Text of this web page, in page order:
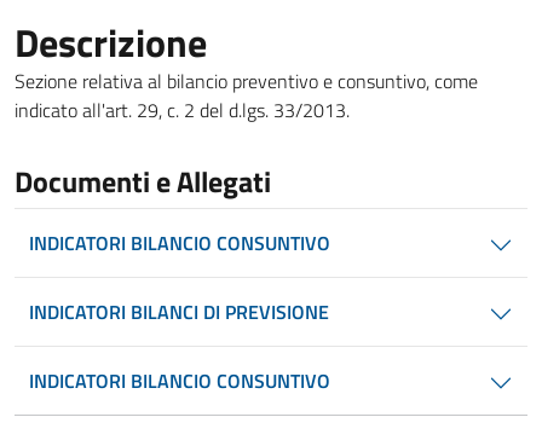
Descrizione
Sezione relativa al bilancio preventivo e consuntivo, come
indicato all'art. 29, c. 2 del d.lgs. 33/2013.
Documenti e Allegati
INDICATORI BILANCIO CONSUNTIVO
INDICATORI BILANCI DI PREVISIONE
INDICATORI BILANCIO CONSUNTIVO